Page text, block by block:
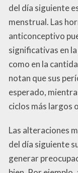
del día siguiente
menstrual. Las
anticonceptivo
significativas en
como en la
notan que sus
esperado,
ciclos más largos
Las alteraciones
del día siguiente
generar